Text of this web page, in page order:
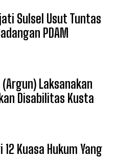
Sulsel Usut Tuntas
PDAM
Laksanakan
Disabilitas Kusta
12 Kuasa Hukum Yang